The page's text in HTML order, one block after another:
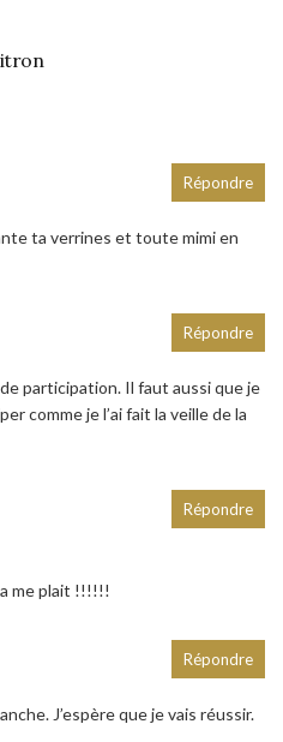
ta verrines et toute mimi en
Répondre
participation. Il faut aussi que je
comme je l’ai fait la veille de la
Répondre
me plait !!!!!!
Répondre
J’espère que je vais réussir.
Répondre